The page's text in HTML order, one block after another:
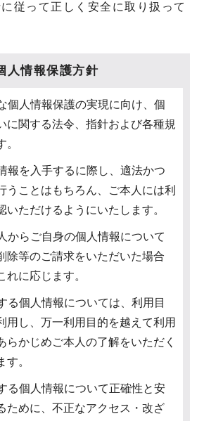
従って正しく安全に取り扱って
人情報保護方針
個人情報保護の実現に向け、個
に関する法令、指針および各種規
報を入手するに際し、適法かつ
うことはもちろん、ご本人には利
いただけるようにいたします。
からご自身の個人情報について
除等のご請求をいただいた場合
れに応じます。
る個人情報については、利用目
用し、万一利用目的を越えて利用
らかじめご本人の了解をいただく
す。
る個人情報について正確性と安
ために、不正なアクセス・改ざ